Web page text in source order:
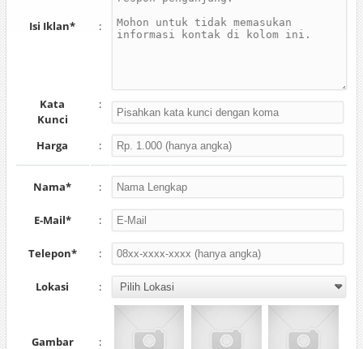
Isi Iklan* :
Kata
Kunci
:
Harga :
Nama* :
E-Mail* :
Telepon* :
Lokasi :
Gambar :